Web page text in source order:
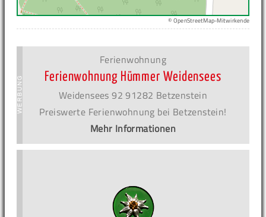
© OpenStreetMap-Mitwirkende
Ferienwohnung
Ferienwohnung Hümmer Weidensees
Weidensees 92 91282 Betzenstein
Preiswerte Ferienwohnung bei Betzenstein!
Mehr Informationen